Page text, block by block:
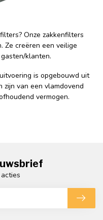
Onze zakkenfilters
Ze creëren een veilige
klanten.
is opgebouwd uit
zijn van een vlamdovend
vermogen.